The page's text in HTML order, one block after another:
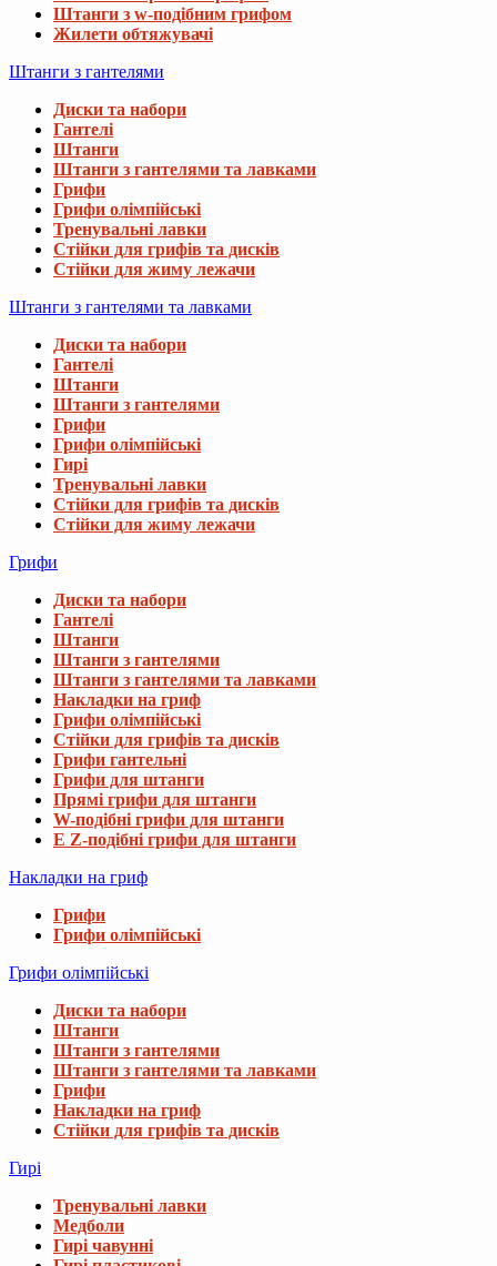
Штанги з w-подібним грифом
Жилети обтяжувачі
Штанги з гантелями
Диски та набори
Гантелі
Штанги
Штанги з гантелями та лавками
Грифи
Грифи олімпійські
Тренувальні лавки
Стійки для грифів та дисків
Стійки для жиму лежачи
Штанги з гантелями та лавками
Диски та набори
Гантелі
Штанги
Штанги з гантелями
Грифи
Грифи олімпійські
Гирі
Тренувальні лавки
Стійки для грифів та дисків
Стійки для жиму лежачи
Грифи
Диски та набори
Гантелі
Штанги
Штанги з гантелями
Штанги з гантелями та лавками
Накладки на гриф
Грифи олімпійські
Стійки для грифів та дисків
Грифи гантельні
Грифи для штанги
Прямі грифи для штанги
W-подібні грифи для штанги
E Z-подібні грифи для штанги
Накладки на гриф
Грифи
Грифи олімпійські
Грифи олімпійські
Диски та набори
Штанги
Штанги з гантелями
Штанги з гантелями та лавками
Грифи
Накладки на гриф
Стійки для грифів та дисків
Гирі
Тренувальні лавки
Медболи
Гирі чавунні